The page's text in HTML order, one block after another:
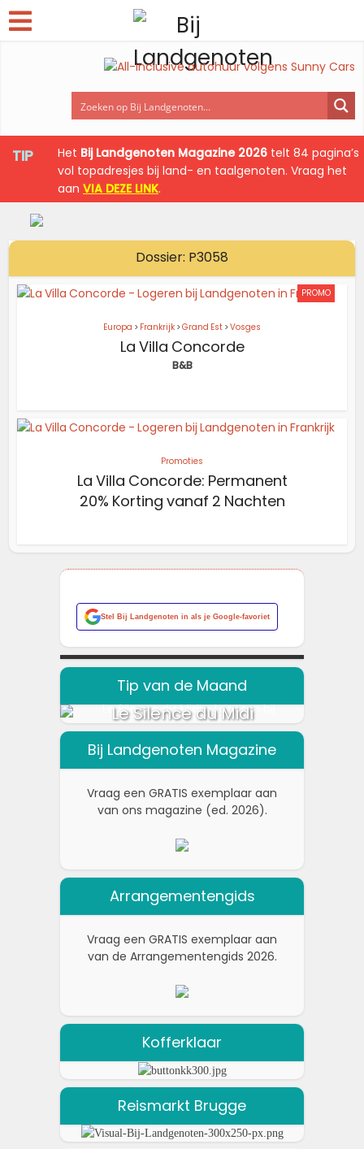
TIP Het Bij Landgenoten Magazine 2026 telt 84 pagina’s
vol topadresjes bij land- en taalgenoten. Vraag het
aan VIA DEZE LINK.
Dossier: P3058
PROMO
Europa > Frankrijk >Grand Est >Vosges
La Villa Concorde
B&B
Promoties
La Villa Concorde: Permanent
20% Korting vanaf 2 Nachten
Stel Bij Landgenoten in als je Google-favoriet
Tip van de Maand
Le Silence du Midi
Bij Landgenoten Magazine
Vraag een GRATIS exemplaar aan
van ons magazine (ed. 2026).
Arrangementengids
Vraag een GRATIS exemplaar aan
van de Arrangementengids 2026.
Kofferklaar
Reismarkt Brugge